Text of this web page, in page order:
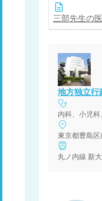
三部先生の
地方独立行
内科、小児
東京都豊島
丸ノ内線 新